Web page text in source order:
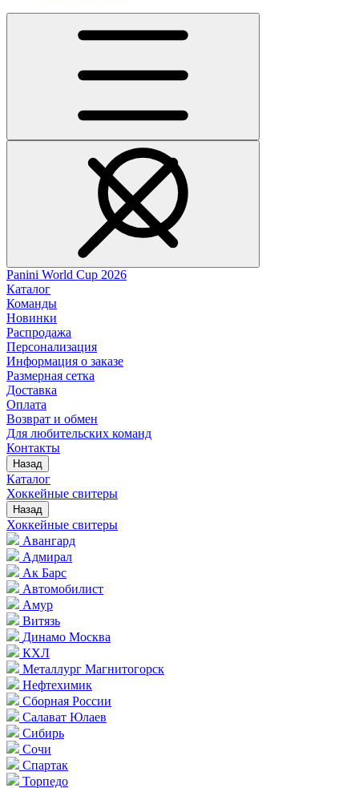
Panini World Cup 2026
Каталог
Команды
Новинки
Распродажа
Персонализация
Информация о заказе
Размерная сетка
Доставка
Оплата
Возврат и обмен
Для любительских команд
Контакты
Назад
Каталог
Хоккейные свитеры
Назад
Хоккейные свитеры
Авангард
Адмирал
Ак Барс
Автомобилист
Амур
Витязь
Динамо Москва
КХЛ
Металлург Магнитогорск
Нефтехимик
Сборная России
Салават Юлаев
Сибирь
Сочи
Спартак
Торпедо